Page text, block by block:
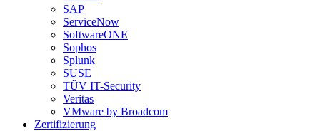
SAP
ServiceNow
SoftwareONE
Sophos
Splunk
SUSE
TÜV IT-Security
Veritas
VMware by Broadcom
Zertifizierung